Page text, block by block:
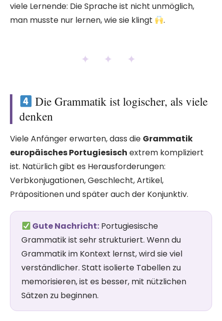
viele Lernende: Die Sprache ist nicht unmöglich,
man musste nur lernen, wie sie klingt
.
✦ ✦ ✦
Die Grammatik ist logischer, als viele
denken
Viele Anfänger erwarten, dass die Grammatik
europäisches Portugiesisch extrem kompliziert
ist. Natürlich gibt es Herausforderungen:
Verbkonjugationen, Geschlecht, Artikel,
Präpositionen und später auch der Konjunktiv.
Gute Nachricht:Portugiesische
Grammatik ist sehr strukturiert. Wenn du
Grammatik im Kontext lernst, wird sie viel
verständlicher. Statt isolierte Tabellen zu
memorisieren, ist es besser, mit nützlichen
Sätzen zu beginnen.